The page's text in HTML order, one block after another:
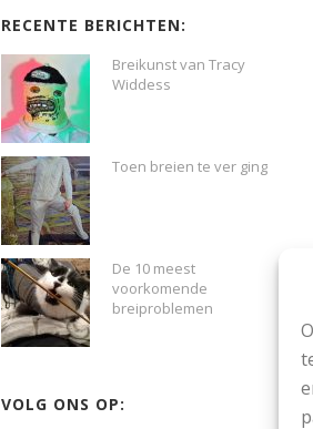
RECENTE BERICHTEN:
Breikunst van Tracy
Widdess
Toen breien te ver ging
De 10 meest
voorkomende
breiproblemen
VOLG ONS OP: